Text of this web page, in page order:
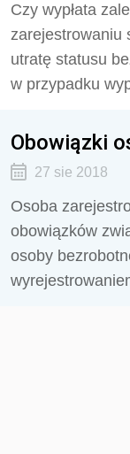
Czy wypłata
zarejestrowaniu
utratę statusu
w przypadku
Obowiązki
27 sie 2018
Osoba
obowiązków
osoby